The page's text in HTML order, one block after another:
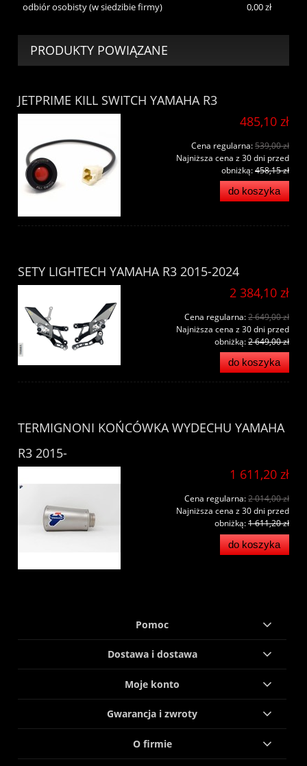
odbiór osobisty(w siedzibie firmy) 0,00 zł
PRODUKTY POWIĄZANE
JETPRIME KILL SWITCH YAMAHA R3
485,10 zł
Cena regularna:539,00 zł
Najniższa cena z 30 dni przed
obniżką:458,15 zł
do koszyka
SETY LIGHTECH YAMAHA R3 2015-2024
2 384,10 zł
Cena regularna:2 649,00 zł
Najniższa cena z 30 dni przed
obniżką:2 649,00 zł
do koszyka
TERMIGNONI KOŃCÓWKA WYDECHU YAMAHA
R3 2015-
1 611,20 zł
Cena regularna:2 014,00 zł
Najniższa cena z 30 dni przed
obniżką:1 611,20 zł
do koszyka
Pomoc
Dostawa i dostawa
Moje konto
Gwarancja i zwroty
O firmie